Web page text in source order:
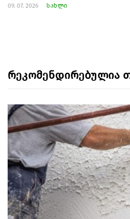
09. 07. 2026 სახლი
რეკომენდირებულია